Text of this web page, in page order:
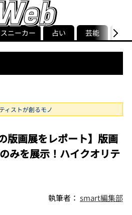
smart最新号
記事一覧ランキング
ストリ
スニーカー 占い 芸能 グル
ィストが創るモノ
版画展をレポート】版画
みを展示！ハイクオリテ
執筆者：smart編集部